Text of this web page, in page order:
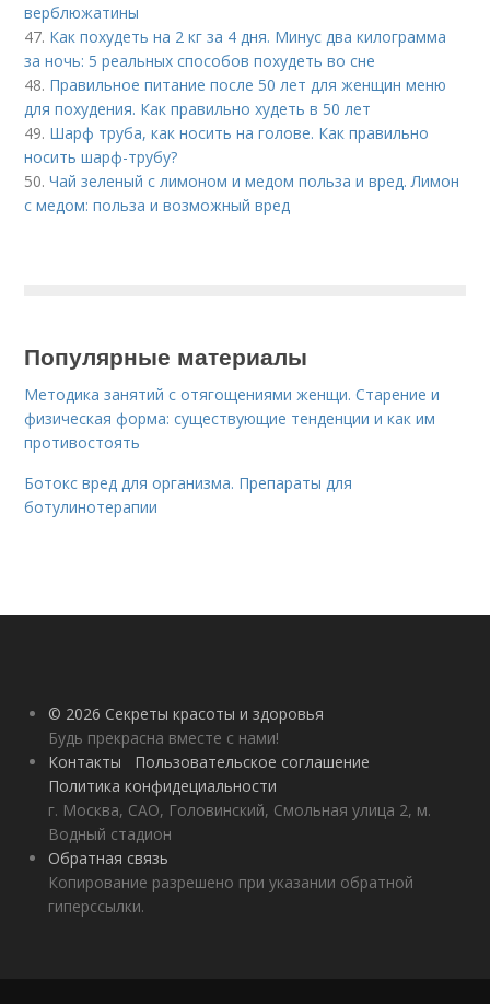
верблюжатины
47. Как похудеть на 2 кг за 4 дня. Минус два килограмма
за ночь: 5 реальных способов похудеть во сне
48. Правильное питание после 50 лет для женщин меню
для похудения. Как правильно худеть в 50 лет
49. Шарф труба, как носить на голове. Как правильно
носить шарф-трубу?
50.Чай зеленый с лимоном и медом польза и вред. Лимон
с медом: польза и возможный вред
Популярные материалы
Методика занятий с отягощениями женщи. Старение и
физическая форма: существующие тенденции и как им
противостоять
Ботокс вред для организма. Препараты для
ботулинотерапии
© 2026 Секреты красоты и здоровья
Будь прекрасна вместе с нами!
Контакты
Пользовательское соглашение
Политика конфидециальности
г. Москва, САО, Головинский, Смольная улица 2, м.
Водный стадион
Обратная связь
Копирование разрешено при указании обратной
гиперссылки.